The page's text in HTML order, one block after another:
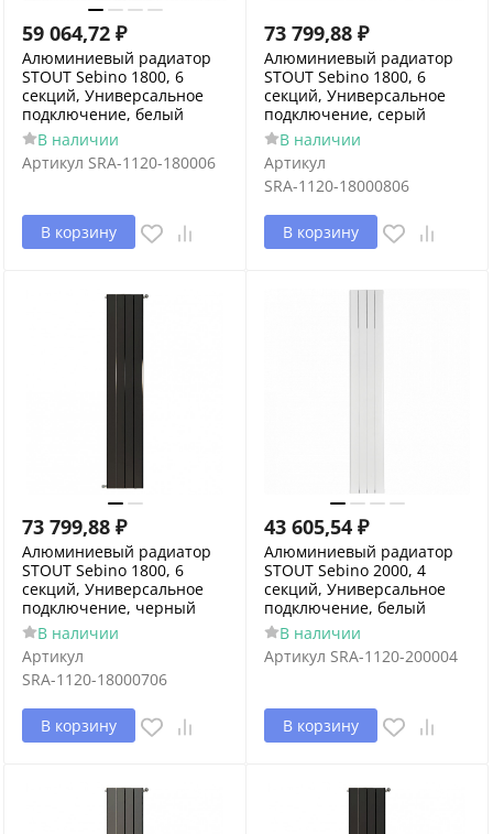
59 064,72 ₽
Алюминиевый радиатор
STOUT Sebino 1800, 6
секций, Универсальное
подключение, белый
В наличии
Артикул SRA-1120-180006
В корзину
73 799,88 ₽
Алюминиевый радиатор
STOUT Sebino 1800, 6
секций, Универсальное
подключение, серый
В наличии
Артикул
SRA-1120-18000806
В корзину
73 799,88 ₽
Алюминиевый радиатор
STOUT Sebino 1800, 6
секций, Универсальное
подключение, черный
В наличии
Артикул
SRA-1120-18000706
В корзину
43 605,54 ₽
Алюминиевый радиатор
STOUT Sebino 2000, 4
секций, Универсальное
подключение, белый
В наличии
Артикул SRA-1120-200004
В корзину